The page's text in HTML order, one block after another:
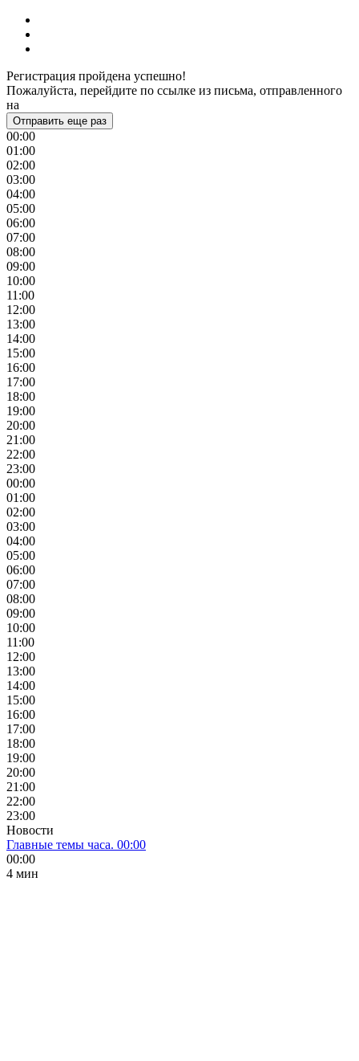
Регистрация пройдена успешно!
Пожалуйста, перейдите по ссылке из письма, отправленного
на
Отправить еще раз
00:00
01:00
02:00
03:00
04:00
05:00
06:00
07:00
08:00
09:00
10:00
11:00
12:00
13:00
14:00
15:00
16:00
17:00
18:00
19:00
20:00
21:00
22:00
23:00
00:00
01:00
02:00
03:00
04:00
05:00
06:00
07:00
08:00
09:00
10:00
11:00
12:00
13:00
14:00
15:00
16:00
17:00
18:00
19:00
20:00
21:00
22:00
23:00
Новости
Главные темы часа. 00:00
00:00
4 мин